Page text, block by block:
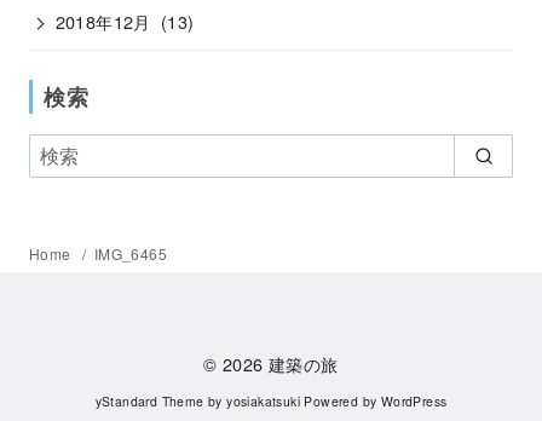
2018年12月 (13)
検索
Home IMG_6465
© 2026建築の旅
yStandard Theme byyosiakatsuki Powered by WordPress